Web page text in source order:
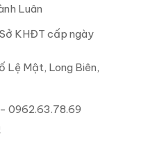
Luân
KHĐT cấp ngày
Lệ Mật, Long Biên,
0962.63.78.69